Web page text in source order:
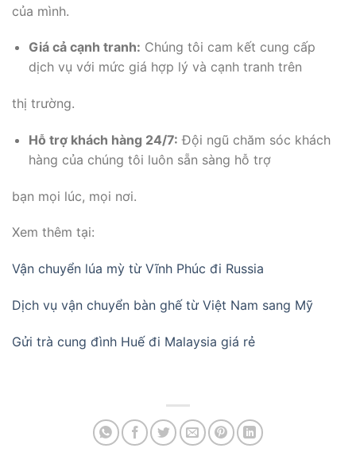
của mình.
Giá cả cạnh tranh: Chúng tôi cam kết cung cấp
dịch vụ với mức giá hợp lý và cạnh tranh trên
thị trường.
Hỗ trợ khách hàng 24/7: Đội ngũ chăm sóc khách
hàng của chúng tôi luôn sẵn sàng hỗ trợ
bạn mọi lúc, mọi nơi.
Xem thêm tại:
Vận chuyển lúa mỳ từ Vĩnh Phúc đi Russia
Dịch vụ vận chuyển bàn ghế từ Việt Nam sang Mỹ
Gửi trà cung đình Huế đi Malaysia giá rẻ